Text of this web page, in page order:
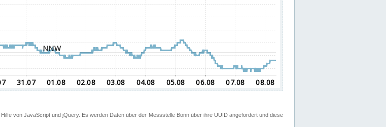
von JavaScript und jQuery. Es werden Daten über der Messstelle Bonn über ihre UUID angefordert und diese